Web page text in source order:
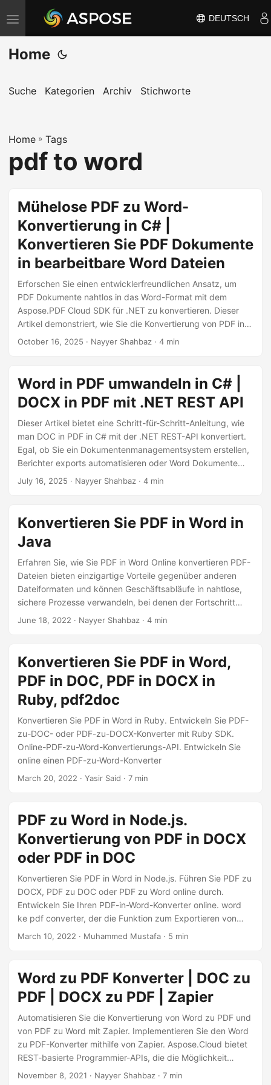
N
a
v
g
i
o
n
m
e
n
DEUTSCH
Home
Suche Kategorien Archiv Stichworte
Home » Tags
pdf to word
Mühelose PDF zu Word-
Konvertierung in C# |
Konvertieren Sie PDF Dokumente
in bearbeitbare Word Dateien
Erforschen Sie einen entwicklerfreundlichen Ansatz, um
PDF Dokumente nahtlos in das Word-Format mit dem
Aspose.PDF Cloud SDK für .NET zu konvertieren. Dieser
Artikel demonstriert, wie Sie die Konvertierung von PDF in
DOC und PDF in DOCX in C# durchführen können, damit
October 16, 2025 · Nayyer Shahbaz · 4 min
Word in PDF umwandeln in C# |
DOCX in PDF mit .NET REST API
Dieser Artikel bietet eine Schritt-für-Schritt-Anleitung, wie
man DOC in PDF in C# mit der .NET REST-API konvertiert.
Egal, ob Sie ein Dokumentenmanagementsystem erstellen,
Berichter exports automatisieren oder Word Dokumente
archivieren, dieses Tutorial führt Sie durch die
July 16, 2025 · Nayyer Shahbaz · 4 min
Konvertieren Sie PDF in Word in
Java
Erfahren Sie, wie Sie PDF in Word Online konvertieren PDF-
Dateien bieten einzigartige Vorteile gegenüber anderen
Dateiformaten und können Geschäftsabläufe in nahtlose,
sichere Prozesse verwandeln, bei denen der Fortschritt
genau verfolgt werden kann. Darüber hinaus stellt die
unabhängig von der nativen Anwendung, dem Viewer, dem
Betriebssystem oder dem verwendeten Gerät. Die PDF-
Bearbeitung wird jedoch zu einer umständlichen Aufgabe,
da nur spezialisierte Software diese Funktionen bietet.
June 18, 2022 · Nayyer Shahbaz · 4 min
Konvertieren Sie PDF in Word,
PDF in DOC, PDF in DOCX in
Ruby, pdf2doc
Konvertieren Sie PDF in Word in Ruby. Entwickeln Sie PDF-
zu-DOC- oder PDF-zu-DOCX-Konverter mit Ruby SDK.
Online-PDF-zu-Word-Konvertierungs-API. Entwickeln Sie
online einen PDF-zu-Word-Konverter
March 20, 2022 · Yasir Said · 7 min
PDF zu Word in Node.js.
Konvertierung von PDF in DOCX
oder PDF in DOC
Konvertieren Sie PDF in Word in Node.js. Führen Sie PDF zu
DOCX, PDF zu DOC oder PDF zu Word online durch.
Entwickeln Sie Ihren PDF-in-Word-Konverter online. word
ke pdf converter, der die Funktion zum Exportieren von
PDF nach Word ermöglicht
March 10, 2022 · Muhammed Mustafa · 5 min
Word zu PDF Konverter | DOC zu
PDF | DOCX zu PDF | Zapier
Automatisieren Sie die Konvertierung von Word zu PDF und
von PDF zu Word mit Zapier. Implementieren Sie den Word
zu PDF-Konverter mithilfe von Zapier. Aspose.Cloud bietet
REST-basierte Programmier-APIs, die die Möglichkeit
bieten, Word, Excel, PowerPoint, HTML, XPS, JPEG usw.
November 8, 2021 · Nayyer Shahbaz · 7 min